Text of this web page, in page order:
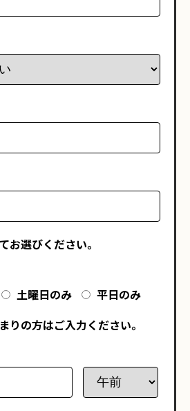
お選びください。
土曜日のみ
平日のみ
りの方はご入力ください。